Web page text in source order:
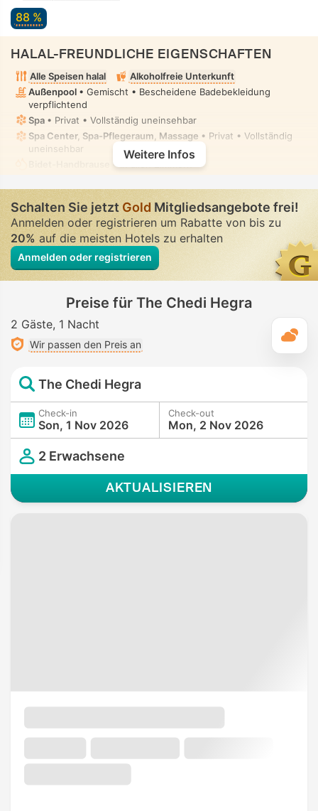
88 %
HALAL-FREUNDLICHE EIGENSCHAFTEN
Alle Speisen halal
Alkoholfreie Unterkunft
Außenpool • Gemischt • Bescheidene Badebekleidung
verpflichtend
Spa • Privat • Vollständig uneinsehbar
Spa Center, Spa-Pflegeraum, Massage • Privat • Vollständig
uneinsehbar
• In allen Zimmern
Weitere Infos
Schalten Sie jetztGold Mitgliedsangebote frei!
Anmelden oder registrieren um Rabatte von bis zu
20%auf die meisten Hotels zu erhalten
Anmelden oder registrieren
Preise für The Chedi Hegra
2 Gäste 1 Nacht
Wir passen den Preis an
The Chedi Hegra
Check-in
Son, 1 Nov 2026
Check-out
Mon, 2 Nov 2026
2 Erwachsene
AKTUALISIEREN